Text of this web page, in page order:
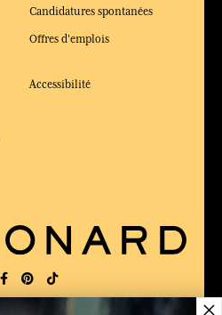
Candidatures spontanées
Offres d'emplois
Accessibilité